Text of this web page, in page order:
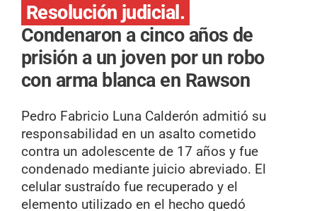
Resolución judicial.
Condenaron a cinco años de
prisión a un joven por un robo
con arma blanca en Rawson
Pedro Fabricio Luna Calderón admitió su
responsabilidad en un asalto cometido
contra un adolescente de 17 años y fue
condenado mediante juicio abreviado. El
celular sustraído fue recuperado y el
elemento utilizado en el hecho quedó